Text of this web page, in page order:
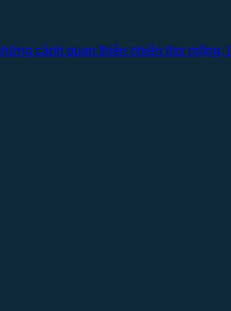
cảnh quan thiên nhiên thơ mộng,